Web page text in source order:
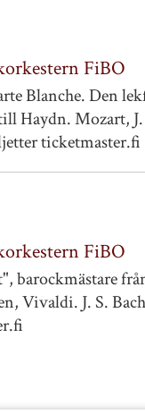
FiBO
Blanche. Den
Haydn. Mozart, J.
ticketmaster.fi
FiBO
barockmästare
Vivaldi. J. S.